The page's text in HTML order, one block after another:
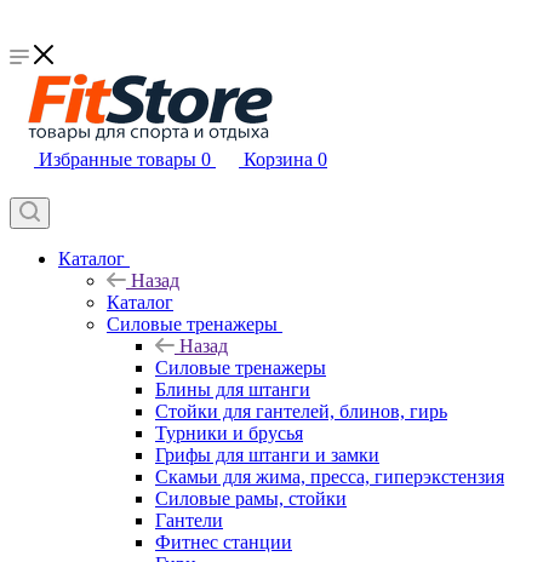
Избранные товары 0 Корзина 0
Каталог
Назад
Каталог
Силовые тренажеры
Назад
Силовые тренажеры
Блины для штанги
Стойки для гантелей, блинов, гирь
Турники и брусья
Грифы для штанги и замки
Скамьи для жима, пресса, гиперэкстензия
Силовые рамы, стойки
Гантели
Фитнес станции